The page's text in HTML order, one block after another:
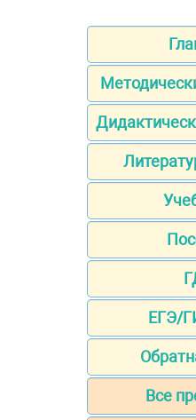
ЕГЭ/
Все